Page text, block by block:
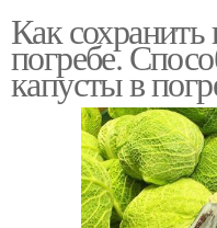
Как сохранить
погребе.
капусты в